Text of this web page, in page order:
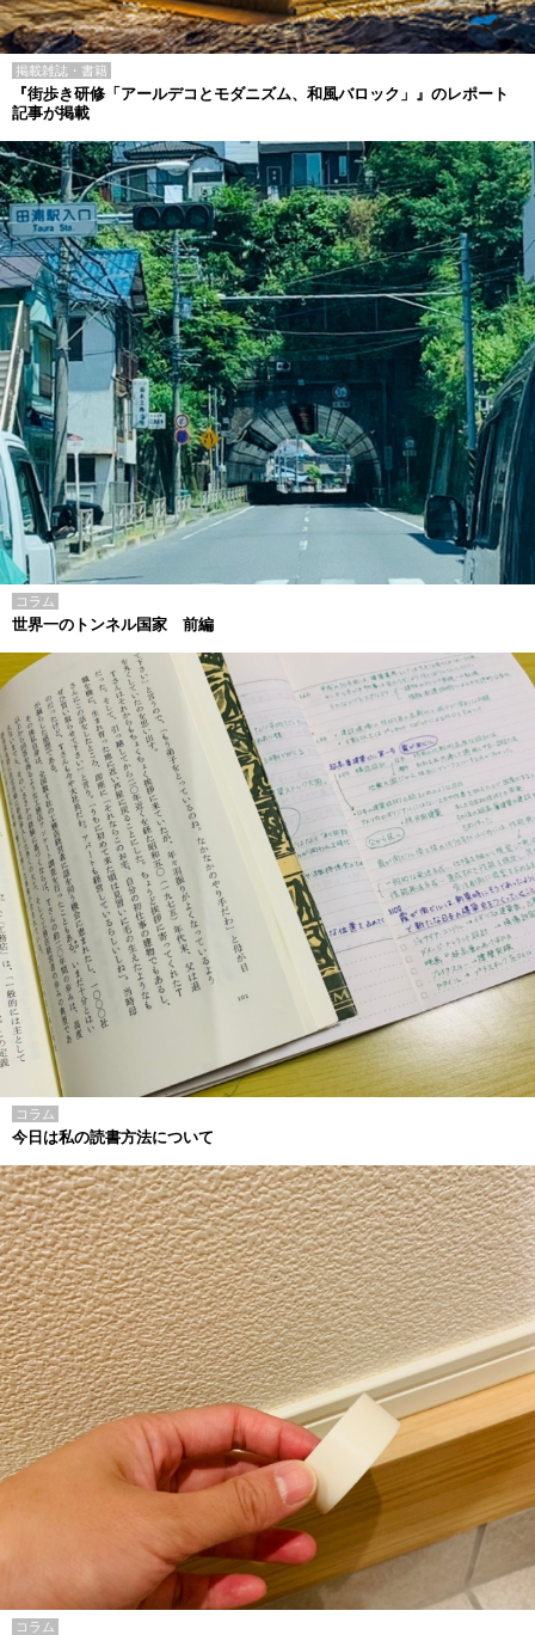
掲載雑誌・書籍
『街歩き研修「アールデコとモダニズム、和風バロック」』のレポート
記事が掲載
コラム
世界一のトンネル国家 前編
コラム
今日は私の読書方法について
コラム